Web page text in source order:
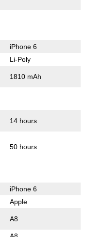
iPhone 6
Li-Poly
1810 mAh
14 hours
50 hours
iPhone 6
Apple
A8